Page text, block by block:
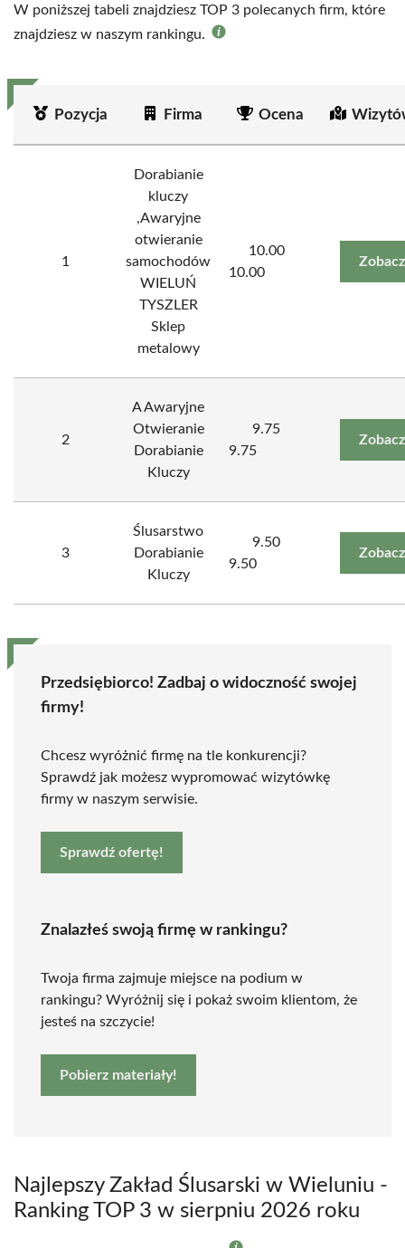
W poniższej tabeli znajdziesz TOP 3 polecanych firm, które
znajdziesz w naszym rankingu.
Pozycja Firma Ocena
1
Dorabianie
kluczy
,Awaryjne
otwieranie
samochodów
WIELUŃ
TYSZLER
Sklep
metalowy
10.00
10.00
2
A Awaryjne
Otwieranie
Dorabianie
Kluczy
9.75
9.75
3
Ślusarstwo
Dorabianie
Kluczy
9.50
9.50
Przedsiębiorco! Zadbaj o widoczność swojej
firmy!
Chcesz wyróżnić firmę na tle konkurencji?
Sprawdź jak możesz wypromować wizytówkę
firmy w naszym serwisie.
Sprawdź ofertę!
Znalazłeś swoją firmę w rankingu?
Twoja firma zajmuje miejsce na podium w
rankingu? Wyróżnij się i pokaż swoim klientom, że
jesteś na szczycie!
Pobierz materiały!
Najlepszy Zakład Ślusarski w Wieluniu -
Ranking TOP 3 w sierpniu 2026 roku